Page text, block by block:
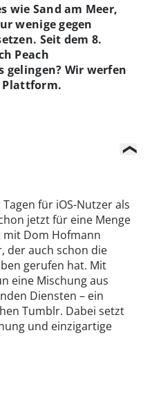
wie Sand am Meer,
wenige gegen
Seit dem 8.
Peach
gelingen? Wir werfen
Plattform.
für iOS-Nutzer als
jetzt für eine Menge
mit Dom Hofmann
der auch schon die
gerufen hat. Mit
eine Mischung aus
Diensten – ein
Tumblr. Dabei setzt
und einzigartige